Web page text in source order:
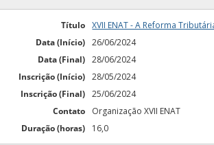
Título
XVII ENAT - A Reforma
Data (Início)
26/06/2024
Data (Final)
28/06/2024
Inscrição (Início)
28/05/2024
Inscrição (Final)
25/06/2024
Contato
Organização XVII ENAT
Duração (horas)
16,0